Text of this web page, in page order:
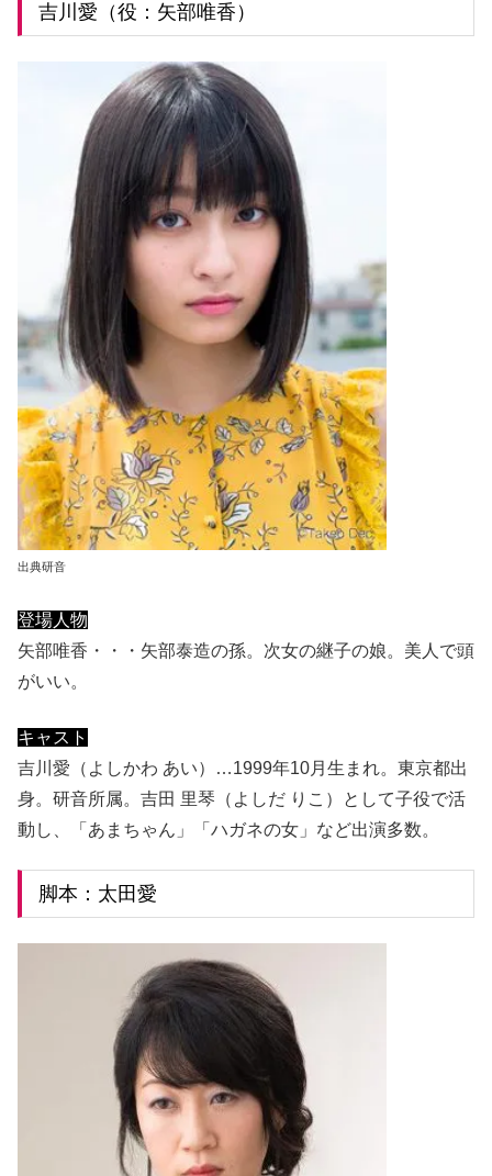
吉川愛（役：矢部唯香）
出典研音
登場人物
矢部唯香・・・矢部泰造の孫。次女の継子の娘。美人で頭
がいい。
キャスト
吉川愛（よしかわ あい）…1999年10月生まれ。東京都出
身。研音所属。吉田 里琴（よしだ りこ）として子役で活
動し、「あまちゃん」「ハガネの女」など出演多数。
脚本：太田愛